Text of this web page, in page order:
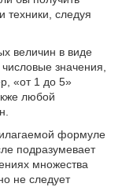
техники, следуя
величин в виде
значения,
«от 1 до 5»
любой
формуле
подразумевает
множества
не следует